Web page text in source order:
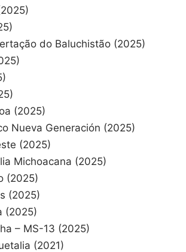
do Baluchistão (2025)
(2025)
Nueva Generación (2025)
(2025)
Michoacana (2025)
(2025)
(2025)
(2025)
– MS-13 (2025)
(2021)